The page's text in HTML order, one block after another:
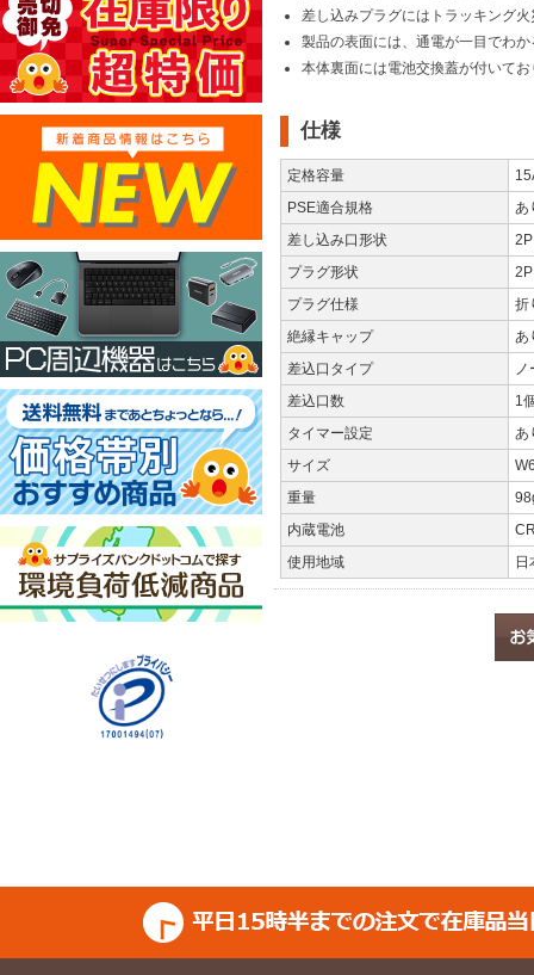
差し込みプラグにはトラッキング
製品の表面には、通電が一目でわ
本体裏面には電池交換蓋が付いて
仕様
定格容量
PSE適合規格
あ
差し込み口形状
2P
プラグ形状
2P
プラグ仕様
折
絶縁キャップ
あ
差込口タイプ
ノ
差込口数
1
タイマー設定
あ
サイズ
重量
内蔵電池
使用地域